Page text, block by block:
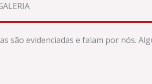
são evidenciadas e falam por nós.